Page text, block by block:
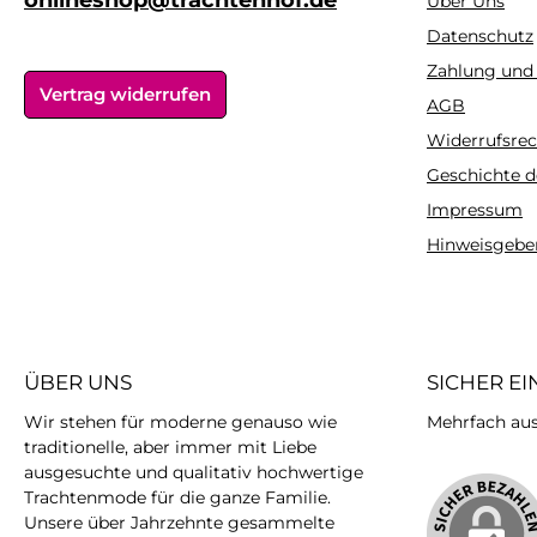
Wolljacken ihre
ursprüngliche Form
Dirndl oder
Wolljacken
ursprüngliche
behalten,
möglichst nicht
C
geringer
Vertrag widerrufen
Datenschutz
Zahlung und
AGB
Geschichte
Impressum
ÜBER UNS
Wir stehen für moderne genauso wie
traditionelle, aber immer mit Liebe
ausgesuchte und qualitativ hochwertige
Trachtenmode für die ganze Familie.
Unsere über Jahrzehnte gesammelte
SICHER
Mehrfach